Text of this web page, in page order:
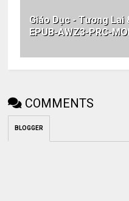
Giáo Dục - Tương
EPUB-AWZ3-PRC-
COMMENTS
BLOGGER